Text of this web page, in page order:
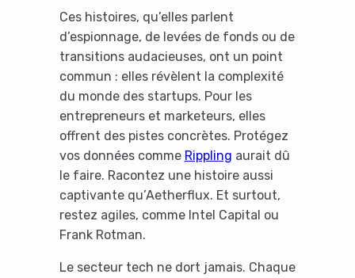
Ces histoires, qu’elles parlent
d’espionnage, de levées de fonds ou de
transitions audacieuses, ont un point
commun : elles révèlent la complexité
du monde des startups. Pour les
entrepreneurs et marketeurs, elles
offrent des pistes concrètes. Protégez
vos données comme Rippling aurait dû
le faire. Racontez une histoire aussi
captivante qu’Aetherflux. Et surtout,
restez agiles, comme Intel Capital ou
Frank Rotman.
Le secteur tech ne dort jamais. Chaque